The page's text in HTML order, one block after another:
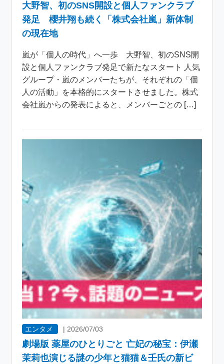
大野智、初のSNS開設と個人ファンクラブ
発足 櫻井翔も続く「株式会社嵐」新体制
の現在地
嵐が「個人の時代」へ一歩 大野智、初のSNS開
設と個人ファンクラブ発足で新たなスタート 人気
グループ・嵐のメンバーたちが、それぞれの「個
人の活動」を本格的にスタートさせました。株式
会社嵐からの発表によると、メンバーごとの […]
エンタメ |2026/07/03
劇場版 薬屋のひとりごと 亡妃の秘宝：伊瀬
茉莉也演じる謎の少年と猫猫＆壬氏の新ビ